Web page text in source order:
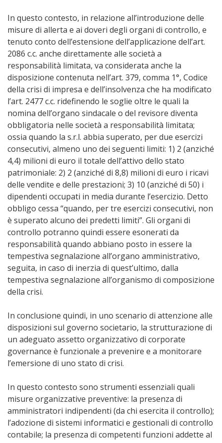
In questo contesto, in relazione all’introduzione delle
misure di allerta e ai doveri degli organi di controllo, e
tenuto conto dell’estensione dell’applicazione dell’art.
2086 c.c. anche direttamente alle società a
responsabilità limitata, va considerata anche la
disposizione contenuta nell’art. 379, comma 1°, Codice
della crisi di impresa e dell’insolvenza che ha modificato
l’art. 2477 c.c. ridefinendo le soglie oltre le quali la
nomina dell’organo sindacale o del revisore diventa
obbligatoria nelle società a responsabilità limitata;
ossia quando la s.r.l. abbia superato, per due esercizi
consecutivi, almeno uno dei seguenti limiti: 1) 2 (anziché
4,4) milioni di euro il totale dell’attivo dello stato
patrimoniale: 2) 2 (anziché di 8,8) milioni di euro i ricavi
delle vendite e delle prestazioni; 3) 10 (anziché di 50) i
dipendenti occupati in media durante l’esercizio. Detto
obbligo cessa “quando, per tre esercizi consecutivi, non
è superato alcuno dei predetti limiti”. Gli organi di
controllo potranno quindi essere esonerati da
responsabilità quando abbiano posto in essere la
tempestiva segnalazione all’organo amministrativo,
seguita, in caso di inerzia di quest’ultimo, dalla
tempestiva segnalazione all’organismo di composizione
della crisi.
In conclusione quindi, in uno scenario di attenzione alle
disposizioni sul governo societario, la strutturazione di
un adeguato assetto organizzativo di corporate
governance è funzionale a prevenire e a monitorare
l’emersione di uno stato di crisi.
In questo contesto sono strumenti essenziali quali
misure organizzative preventive: la presenza di
amministratori indipendenti (da chi esercita il controllo);
l’adozione di sistemi informatici e gestionali di controllo
contabile; la presenza di competenti funzioni addette al